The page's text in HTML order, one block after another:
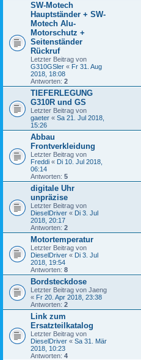
SW-Motech
Hauptständer + SW-
Motech Alu-
Motorschutz +
Seitenständer
Rückruf
Letzter Beitrag von
G310GSler « Fr 31. Aug
2018, 18:08
Antworten: 2
TIEFERLEGUNG
G310R und GS
Letzter Beitrag von
gaeter « Sa 21. Jul 2018,
15:26
Abbau
Frontverkleidung
Letzter Beitrag von
Freddi « Di 10. Jul 2018,
06:14
Antworten: 5
digitale Uhr
unpräzise
Letzter Beitrag von
DieselDriver « Di 3. Jul
2018, 20:17
Antworten: 2
Motortemperatur
Letzter Beitrag von
DieselDriver « Di 3. Jul
2018, 19:54
Antworten: 8
Bordsteckdose
Letzter Beitrag von Jaeng
« Fr 20. Apr 2018, 23:38
Antworten: 2
Link zum
Ersatzteilkatalog
Letzter Beitrag von
DieselDriver « Sa 31. Mär
2018, 10:23
Antworten: 4